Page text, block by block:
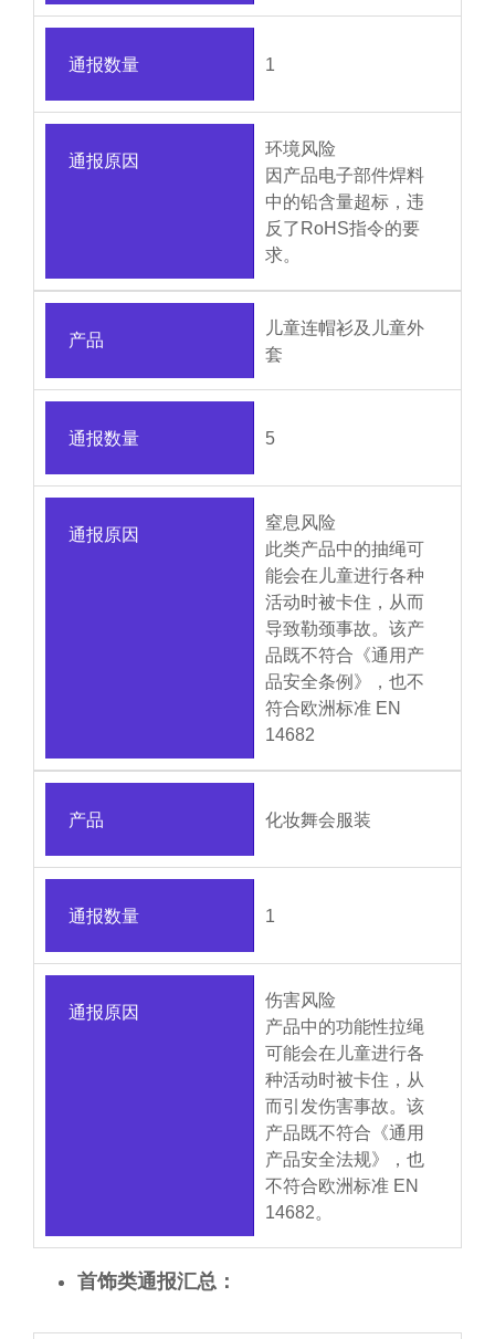
通报数量 1
通报原因
环境风险
因产品电子部件焊料
中的铅含量超标，违
反了RoHS指令的要
求。
产品
儿童连帽衫及儿童外
套
通报数量 5
通报原因
窒息风险
此类产品中的抽绳可
能会在儿童进行各种
活动时被卡住，从而
导致勒颈事故。该产
品既不符合《通用产
品安全条例》，也不
符合欧洲标准 EN
14682
产品 化妆舞会服装
通报数量 1
通报原因
伤害风险
产品中的功能性拉绳
可能会在儿童进行各
种活动时被卡住，从
而引发伤害事故。该
产品既不符合《通用
产品安全法规》，也
不符合欧洲标准 EN
14682。
首饰类通报汇总：